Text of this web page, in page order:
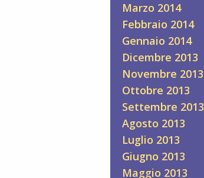
Marzo 2014
Febbraio 2014
Gennaio 2014
Dicembre 2013
Novembre 2013
Ottobre 2013
Settembre 2013
Agosto 2013
Luglio 2013
Giugno 2013
Maggio 2013